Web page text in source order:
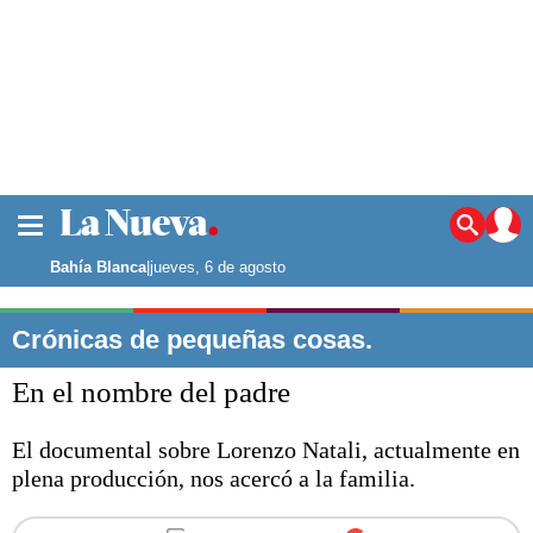
Noticias
La ciudad
Punta Alta
El país
El mundo
Opinión
Deportes
Escenario Olímpico
Liga del Sur
Bahía Blanca|jueves, 6 de agosto
Crónicas de pequeñas cosas.
En el nombre del padre
El documental sobre Lorenzo Natali, actualmente en
plena producción, nos acercó a la familia.